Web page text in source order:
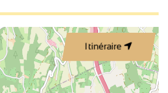
Itinéraire